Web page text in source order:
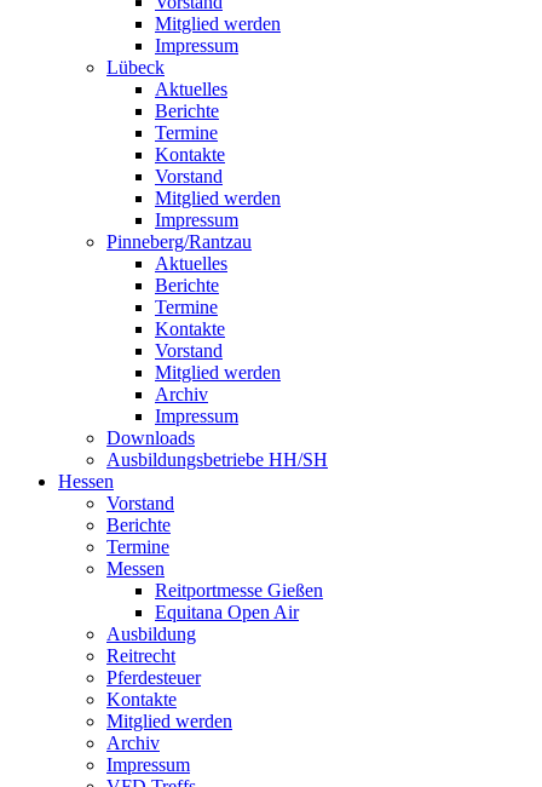
Mitglied werden
Impressum
Lübeck
Aktuelles
Berichte
Termine
Kontakte
Vorstand
Mitglied werden
Impressum
Pinneberg/Rantzau
Aktuelles
Berichte
Termine
Kontakte
Vorstand
Mitglied werden
Archiv
Impressum
Downloads
Ausbildungsbetriebe HH/SH
Hessen
Vorstand
Berichte
Termine
Messen
Reitportmesse Gießen
Equitana Open Air
Ausbildung
Reitrecht
Pferdesteuer
Kontakte
Mitglied werden
Archiv
Impressum